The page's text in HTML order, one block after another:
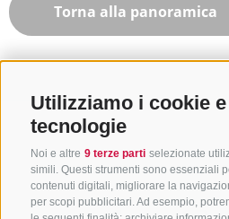
Utilizziamo i cookie
tecnologie
Noi e altre 9 terze parti selezionate
simili. Questi strumenti sono essenziali
contenuti digitali, migliorare la
per scopi pubblicitari. Ad esempio,
Torna alla panoramica